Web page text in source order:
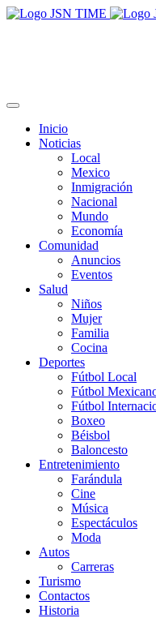
Inicio
Noticias
Local
Mexico
Inmigración
Nacional
Mundo
Economía
Comunidad
Anuncios
Eventos
Salud
Niños
Mujer
Familia
Cocina
Deportes
Fútbol Local
Fútbol
Fútbol
Boxeo
Béisbol
Baloncesto
Entretenimiento
Farándula
Cine
Música
Espectáculos
Moda
Autos
Carreras
Turismo
Contactos
Historia